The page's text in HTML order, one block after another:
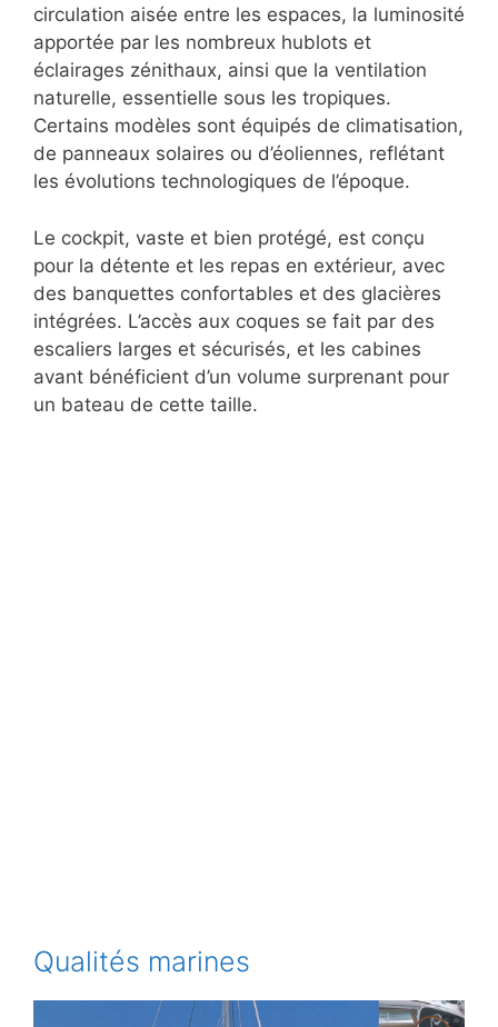
circulation aisée entre les espaces, la luminosité
apportée par les nombreux hublots et
éclairages zénithaux, ainsi que la ventilation
naturelle, essentielle sous les tropiques.
Certains modèles sont équipés de climatisation,
de panneaux solaires ou d’éoliennes, reflétant
les évolutions technologiques de l’époque.
Le cockpit, vaste et bien protégé, est conçu
pour la détente et les repas en extérieur, avec
des banquettes confortables et des glacières
intégrées. L’accès aux coques se fait par des
escaliers larges et sécurisés, et les cabines
avant bénéficient d’un volume surprenant pour
un bateau de cette taille.
Qualités marines